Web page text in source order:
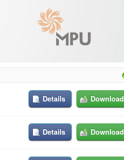
Download
Details
Download
Details